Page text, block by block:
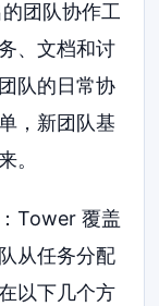
团队协作工
、文档和讨
队的日常协
，新团队基
。
：Tower 覆盖
从任务分配
以下几个方